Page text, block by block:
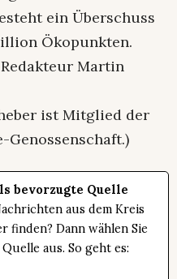
ein Überschuss
Ökopunkten.
Martin
ist Mitglied der
Genossenschaft.)
bevorzugte Quelle
aus dem Kreis
finden? Dann wählen Sie
aus. So geht es: